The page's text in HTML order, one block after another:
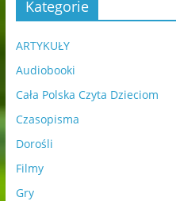
Kategorie
ARTYKUŁY
Audiobooki
Cała Polska Czyta Dzieciom
Czasopisma
Dorośli
Filmy
Gry